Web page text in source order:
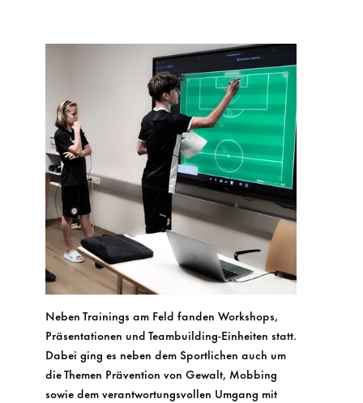
Neben Trainings am Feld fanden Workshops,
Präsentationen und Teambuilding-Einheiten statt.
Dabei ging es neben dem Sportlichen auch um
die Themen Prävention von Gewalt, Mobbing
sowie dem verantwortungsvollen Umgang mit